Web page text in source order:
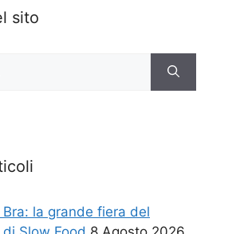
sito
la grande fiera del